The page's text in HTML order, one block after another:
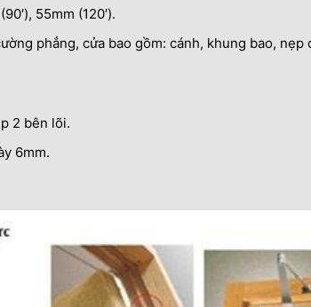
55mm (120′).
phẳng, cửa bao gồm: cánh, khung bao, nẹp
2 bên lõi.
6mm.